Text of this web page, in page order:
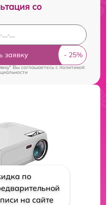
со
заявку
Вы соглашаетесь cполитикой
по
на сайте